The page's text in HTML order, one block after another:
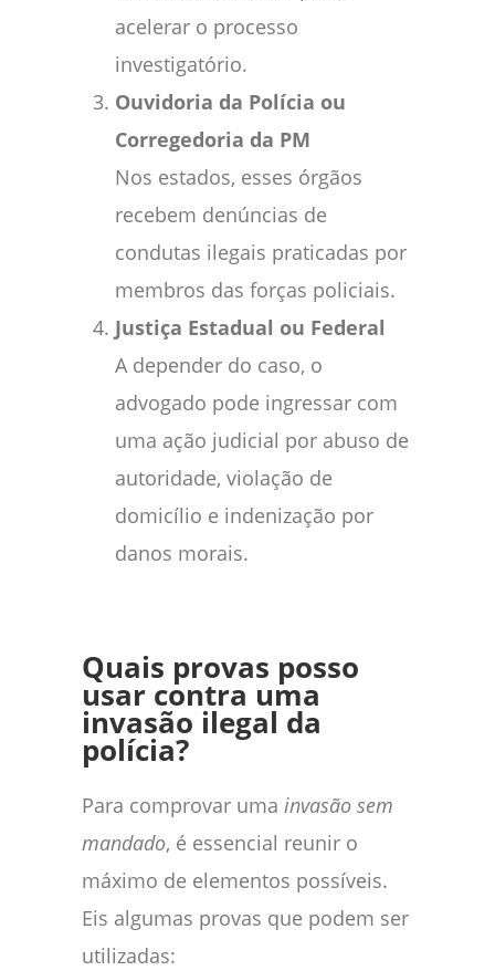
acelerar o processo
investigatório.
Ouvidoria da Polícia ou
Corregedoria da PM
Nos estados, esses órgãos
recebem denúncias de
condutas ilegais praticadas por
membros das forças policiais.
Justiça Estadual ou Federal
A depender do caso, o
advogado pode ingressar com
uma ação judicial por abuso de
autoridade, violação de
domicílio e indenização por
danos morais.
Quais provas posso
usar contra uma
invasão ilegal da
polícia?
Para comprovar uma invasão sem
mandado, é essencial reunir o
máximo de elementos possíveis.
Eis algumas provas que podem ser
utilizadas: